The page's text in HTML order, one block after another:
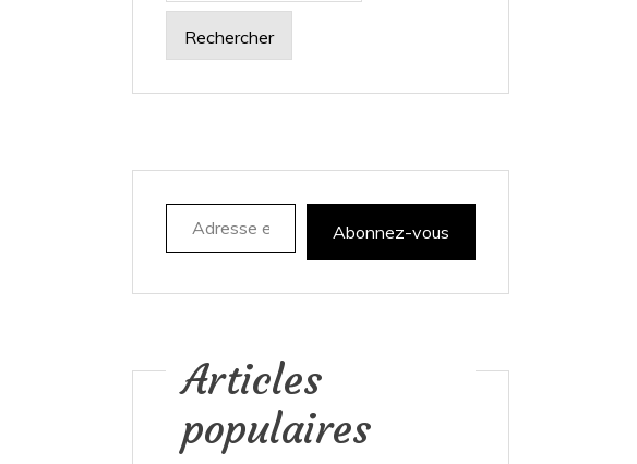
Adresse e-mail
Abonnez-vous
Articles
populaires